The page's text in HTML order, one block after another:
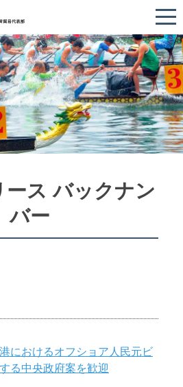
ース バックナン
バー
におけるオフショア人民元ビ
る中央政府案を歓迎